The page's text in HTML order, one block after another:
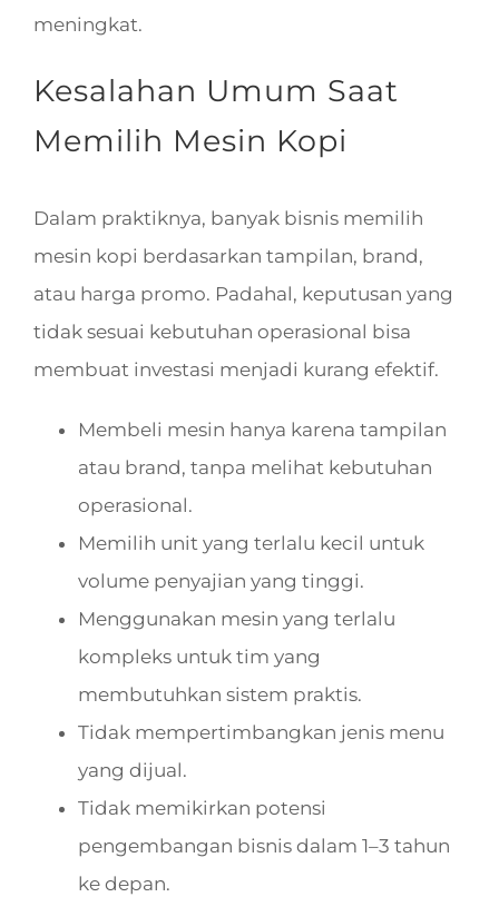
meningkat.
Kesalahan Umum Saat
Memilih Mesin Kopi
Dalam praktiknya, banyak bisnis memilih
mesin kopi berdasarkan tampilan, brand,
atau harga promo. Padahal, keputusan yang
tidak sesuai kebutuhan operasional bisa
membuat investasi menjadi kurang efektif.
Membeli mesin hanya karena tampilan
atau brand, tanpa melihat kebutuhan
operasional.
Memilih unit yang terlalu kecil untuk
volume penyajian yang tinggi.
Menggunakan mesin yang terlalu
kompleks untuk tim yang
membutuhkan sistem praktis.
Tidak mempertimbangkan jenis menu
yang dijual.
Tidak memikirkan potensi
pengembangan bisnis dalam 1–3 tahun
ke depan.